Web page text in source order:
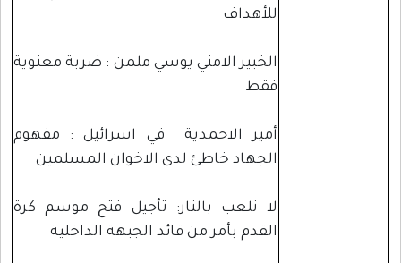
للأهداف
الخبير الامني يوسي ملمن : ضربة معنوية
فقط
أمير الاحمدية في اسرائيل : مفهوم
الجهاد خاطئ لدى الاخوان المسلمين
لا نلعب بالنار: تأجيل فتح موسم كرة
القدم بأمر من قائد الجبهة الداخلية